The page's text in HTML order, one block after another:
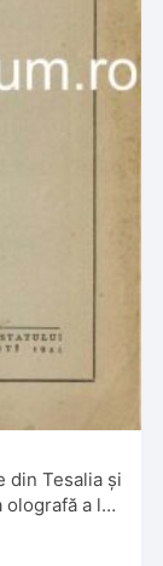
din Tesalia și
olografă a lui